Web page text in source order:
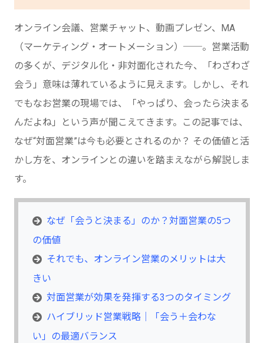
オンライン会議、営業チャット、動画プレゼン、MA
（マーケティング・オートメーション）──。営業活動
の多くが、デジタル化・非対面化された今、「わざわざ
会う」意味は薄れているように見えます。しかし、それ
でもなお営業の現場では、「やっぱり、会ったら決まる
んだよね」という声が聞こえてきます。この記事では、
なぜ“対面営業”は今も必要とされるのか？ その価値と活
かし方を、オンラインとの違いを踏まえながら解説しま
す。
なぜ「会うと決まる」のか？対面営業の5つ
の価値
それでも、オンライン営業のメリットは大
きい
対面営業が効果を発揮する3つのタイミング
ハイブリッド営業戦略｜「会う＋会わな
い」の最適バランス